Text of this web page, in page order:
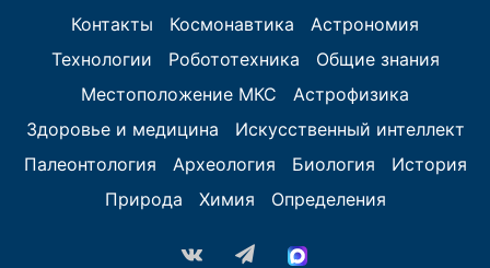
Контакты Космонавтика
Астрономия
Технологии
Робототехника
Общие знания
Местоположение МКС
Астрофизика
Здоровье и медицина
Искусственный интеллект
Палеонтология
Археология Биология
История
Природа
Химия Определения
vk.com Telegram